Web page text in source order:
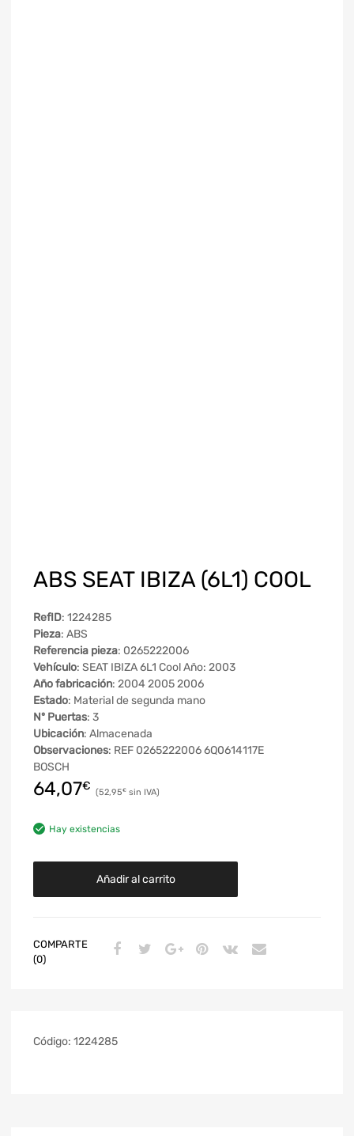
ABS SEAT IBIZA (6L1) COOL
RefID: 1224285
Pieza: ABS
Referencia pieza: 0265222006
Vehículo: SEAT IBIZA 6L1 Cool Año: 2003
Año fabricación: 2004 2005 2006
Estado: Material de segunda mano
Nº Puertas: 3
Ubicación: Almacenada
Observaciones: REF 0265222006 6Q0614117E
BOSCH
64,07€ 52,95€
Hay existencias
Añadir al carrito
COMPARTE
(0)
Código: 1224285